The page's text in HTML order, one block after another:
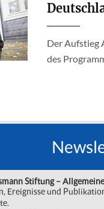
Der Aufstieg
des
Stiftung –
Ereignisse und